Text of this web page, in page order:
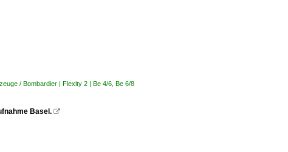
/ Bombardier | Flexity 2 | Be 4/6, Be 6/8
Basel. 